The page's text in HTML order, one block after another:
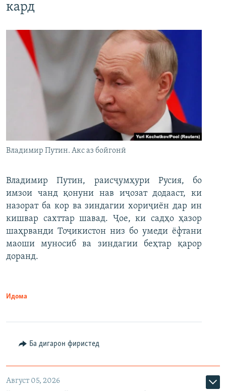
кард
Владимир Путин. Акс аз бойгонӣ
Владимир Путин, раисҷумҳури Русия, бо
имзои чанд қонуни нав иҷозат додааст, ки
назорат ба кор ва зиндагии хориҷиён дар ин
кишвар сахттар шавад. Ҷое, ки садҳо ҳазор
шаҳрванди Тоҷикистон низ бо умеди ёфтани
маоши муносиб ва зиндагии беҳтар қарор
доранд.
Идома
Ба дигарон фиристед
Август 05, 2026